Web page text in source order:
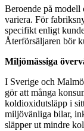
Beroende på modell
variera. För
specifikt enligt
Återförsäljaren bör
Miljömässiga
I Sverige och
gör att många
koldioxidutsläpp i
miljövänliga bilar,
släpper ut mindre